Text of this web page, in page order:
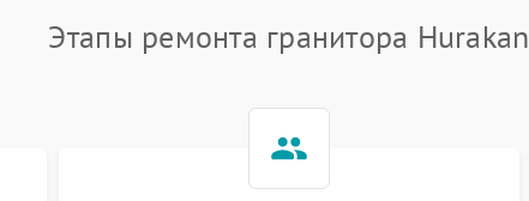
Этапы ремонта гранитора Hurakan